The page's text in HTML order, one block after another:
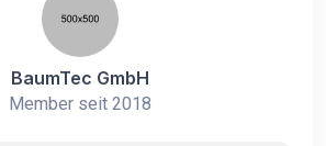
BaumTec GmbH
Member seit 2018